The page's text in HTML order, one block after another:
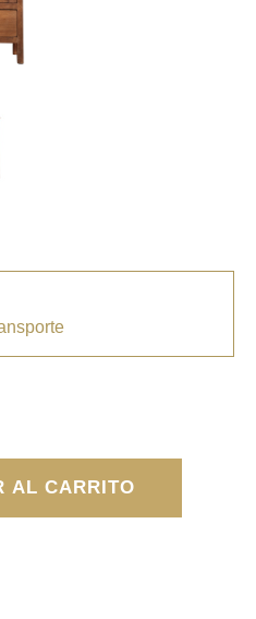
AL CARRITO